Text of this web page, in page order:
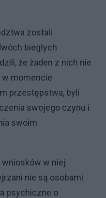
zostali
biegłych
że żaden z nich nie
w momencie
przestępstwa, byli
swojego czynu i
swoim
w niej
nie są osobami
psychiczne o